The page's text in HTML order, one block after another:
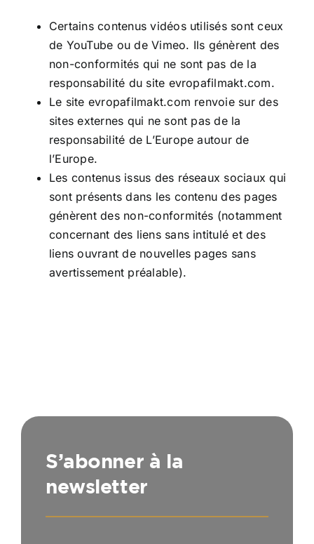
Certains contenus vidéos utilisés sont ceux
de YouTube ou de Vimeo. Ils génèrent des
non-conformités qui ne sont pas de la
responsabilité du site evropafilmakt.com.
Le site evropafilmakt.com renvoie sur des
sites externes qui ne sont pas de la
responsabilité de L’Europe autour de
l’Europe.
Les contenus issus des réseaux sociaux qui
sont présents dans les contenu des pages
génèrent des non-conformités (notamment
concernant des liens sans intitulé et des
liens ouvrant de nouvelles pages sans
avertissement préalable).
S’abonner à la
newsletter